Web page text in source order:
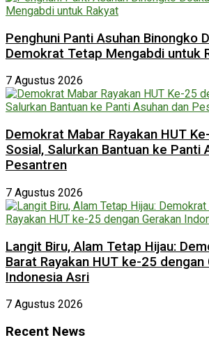
Penghuni Panti Asuhan Binongko
Demokrat Tetap Mengabdi untuk
7 Agustus 2026
Demokrat Mabar Rayakan HUT
Sosial, Salurkan Bantuan ke Panti
Pesantren
7 Agustus 2026
Langit Biru, Alam Tetap Hijau:
Barat Rayakan HUT ke-25 dengan
Indonesia Asri
7 Agustus 2026
Recent News